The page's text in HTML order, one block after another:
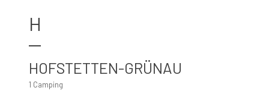
H
HOFSTETTEN-GRÜNAU
1 Camping